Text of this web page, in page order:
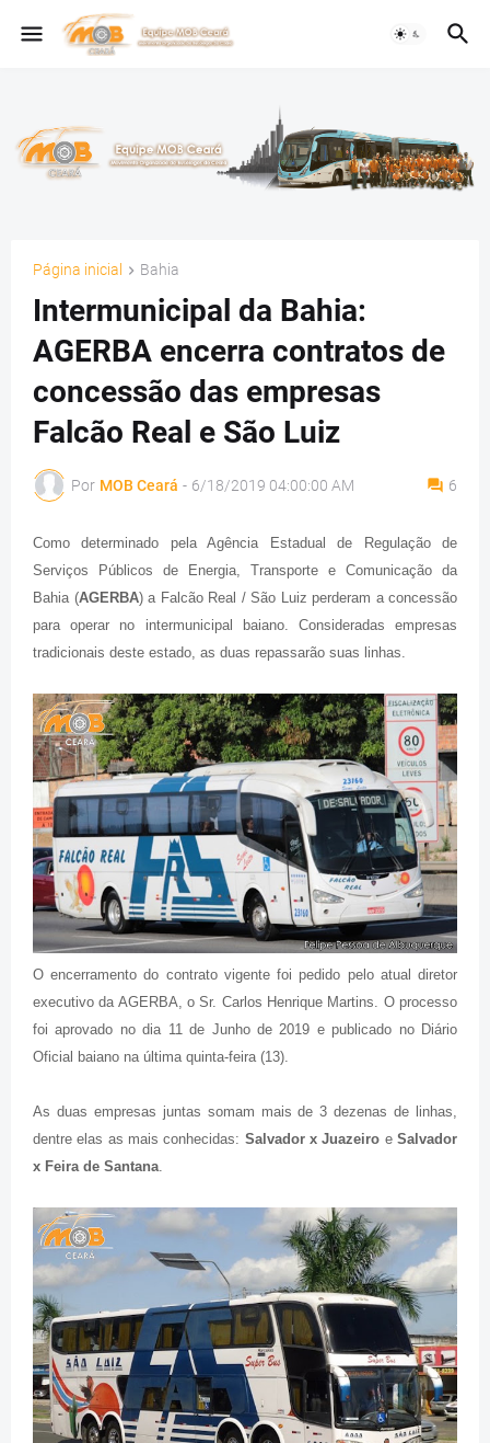
Página inicial Bahia
Intermunicipal da Bahia:
AGERBA encerra contratos de
concessão das empresas
Falcão Real e São Luiz
Por MOB Ceará - 6/18/2019 04:00:00 AM 6
Como determinado pela Agência Estadual de Regulação de
Serviços Públicos de Energia, Transporte e Comunicação da
Bahia (AGERBA) a Falcão Real / São Luiz perderam a concessão
para operar no intermunicipal baiano. Consideradas empresas
tradicionais deste estado, as duas repassarão suas linhas.
O encerramento do contrato vigente foi pedido pelo atual diretor
executivo da AGERBA, o Sr. Carlos Henrique Martins. O processo
foi aprovado no dia 11 de Junho de 2019 e publicado no Diário
Oficial baiano na última quinta-feira (13).
As duas empresas juntas somam mais de 3 dezenas de linhas,
dentre elas as mais conhecidas: Salvador x Juazeiro eSalvador
x Feira de Santana